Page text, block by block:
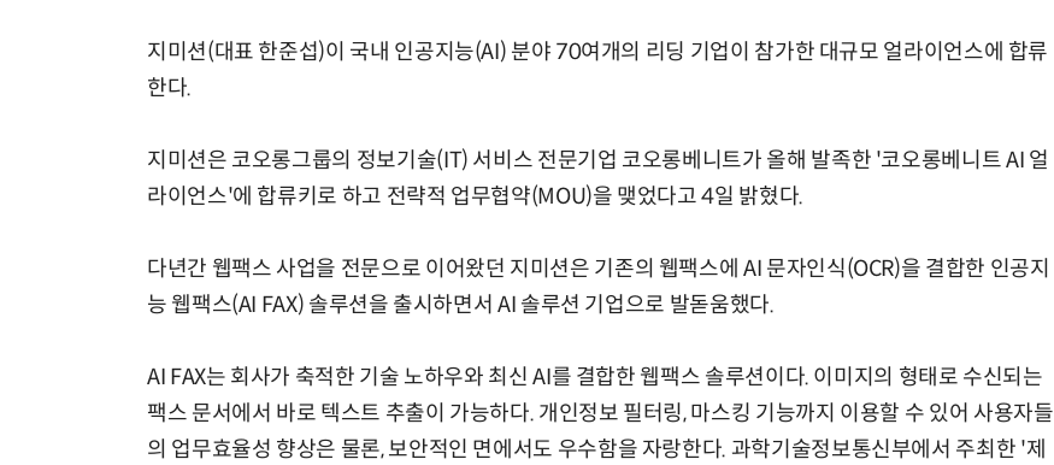
지미션(대표 한준섭)이 국내 인공지능(AI) 분야 70여개의 리딩 기업이 참가한 대규모 얼라이언스에 합류
한다.
지미션은 코오롱그룹의 정보기술(IT) 서비스 전문기업 코오롱베니트가 올해 발족한 '코오롱베니트 AI 얼
라이언스'에 합류키로 하고 전략적 업무협약(MOU)을 맺었다고 4일 밝혔다.
다년간 웹팩스 사업을 전문으로 이어왔던 지미션은 기존의 웹팩스에 AI 문자인식(OCR)을 결합한 인공지
능 웹팩스(AI FAX) 솔루션을 출시하면서 AI 솔루션 기업으로 발돋움했다.
AI FAX는 회사가 축적한 기술 노하우와 최신 AI를 결합한 웹팩스 솔루션이다. 이미지의 형태로 수신되는
팩스 문서에서 바로 텍스트 추출이 가능하다. 개인정보 필터링, 마스킹 기능까지 이용할 수 있어 사용자들
의 업무효율성 향상은 물론, 보안적인 면에서도 우수함을 자랑한다. 과학기술정보통신부에서 주최한 '제